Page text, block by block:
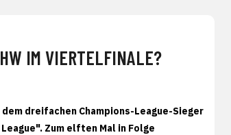
IM VIERTELFINALE?
dreifachen Champions-League-Sieger
Zum elften Mal in Folge